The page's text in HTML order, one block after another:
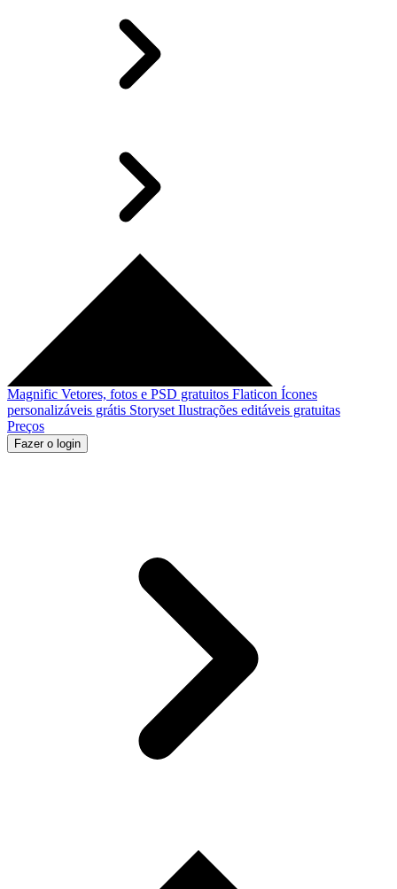
Magnific Vetores, fotos e PSD gratuitos Flaticon Ícones
personalizáveis grátis Storyset Ilustrações editáveis gratuitas
Preços
Fazer o login